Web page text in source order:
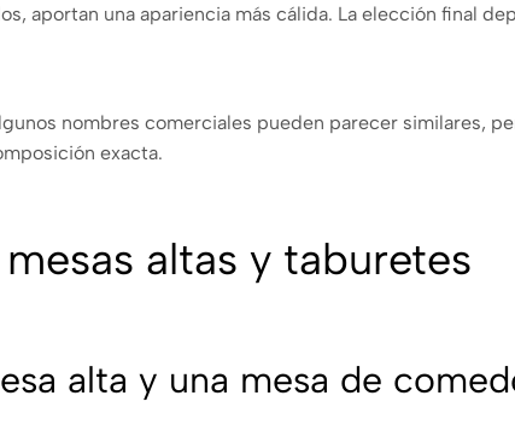
aportan una apariencia más cálida. La elección final
nombres comerciales pueden parecer similares,
exacta.
altas y taburetes
alta y una mesa de